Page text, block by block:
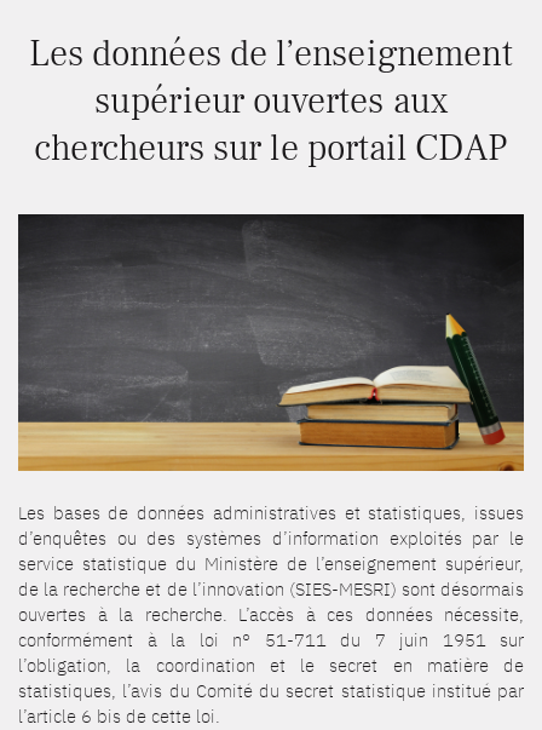
Les données de l’enseignement
supérieur ouvertes aux
chercheurs sur le portail CDAP
Les bases de données administratives et statistiques, issues
d’enquêtes ou des systèmes d’information exploités par le
service statistique du Ministère de l’enseignement supérieur,
de la recherche et de l’innovation (SIES-MESRI) sont désormais
ouvertes à la recherche. L’accès à ces données nécessite,
conformément à la loi n° 51-711 du 7 juin 1951 sur
l’obligation, la coordination et le secret en matière de
statistiques, l’avis du Comité du secret statistique institué par
l’article 6 bis de cette loi.